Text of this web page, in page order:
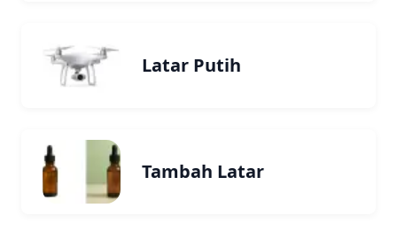
Latar Putih
Tambah Latar